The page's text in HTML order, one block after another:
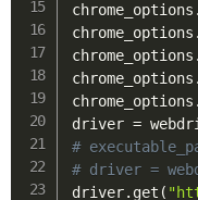
driver =
#
# driver =
driver.get (